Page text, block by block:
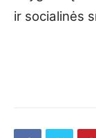
ir socialinės